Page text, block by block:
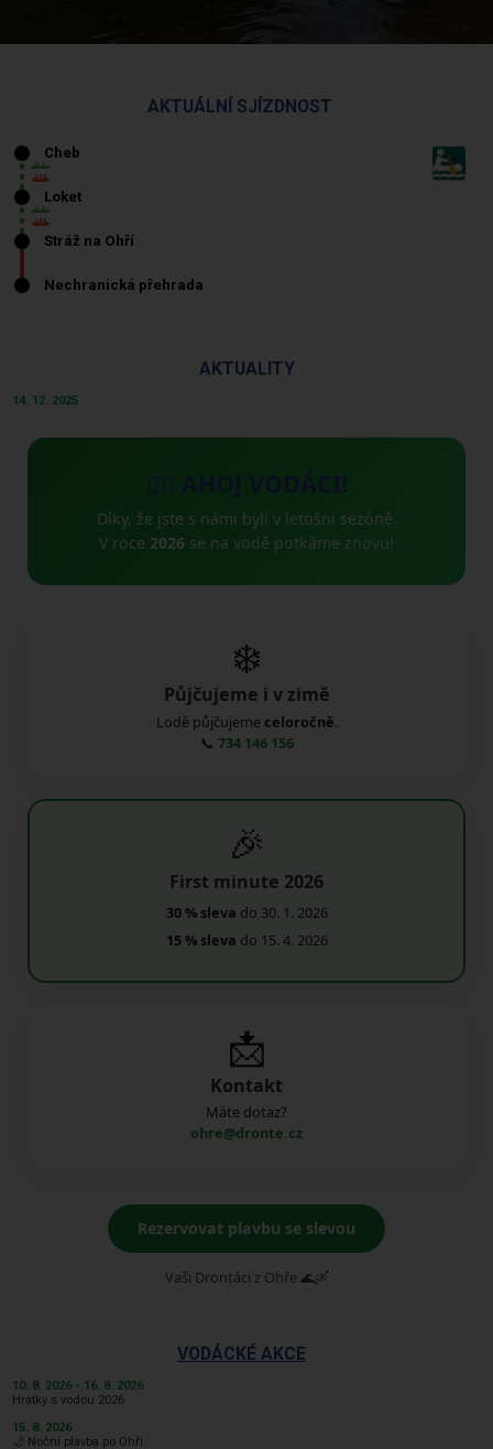
AKTUÁLNÍ SJÍZDNOST
AKTUALITY
14. 12. 2025
Díky, že jste s námi byli v letošní sezóně.
V roce 2026 se na vodě potkáme znovu!
❄️
Půjčujeme i v zimě
Lodě půjčujeme celoročně.
📞 734 146 156
🎉
First minute 2026
30 % sleva do 30. 1. 2026
15 % sleva do 15. 4. 2026
📩
Kontakt
Máte dotaz?
ohre@dronte.cz
Rezervovat plavbu se slevou
Vaši Drontáci z Ohře 🌊🛶
VODÁCKÉ AKCE
10. 8. 2026 - 16. 8. 2026
Hrátky s vodou 2026
15. 8. 2026
🌙 Noční plavba po Ohři